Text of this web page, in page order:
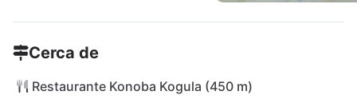
Cerca de
Restaurante Konoba Kogula (450 m)